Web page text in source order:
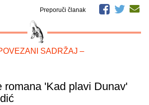
Preporuči članak
SADRŽAJ –
romana 'Kad plavi Dunav'